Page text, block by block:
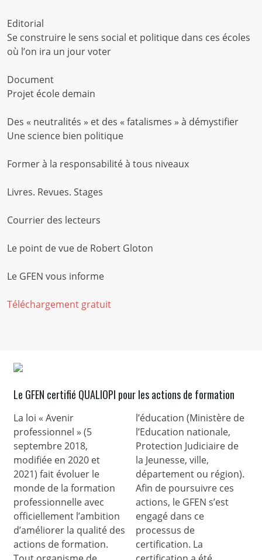
Editorial
Se construire le sens social et politique dans ces écoles
où l’on ira un jour voter
Document
Projet école demain
Des « neutralités » et des « fatalismes » à démystifier
Une science bien politique
Former à la responsabilité à tous niveaux
Livres. Revues. Stages
Courrier des lecteurs
Le point de vue de Robert Gloton
Le GFEN vous informe
Téléchargement gratuit
Le GFEN certifié QUALIOPI pour les actions de formation
La loi « Avenir
professionnel » (5
septembre 2018,
modifiée en 2020 et
2021) fait évoluer le
monde de la formation
professionnelle avec
officiellement l’ambition
d’améliorer la qualité des
actions de formation.
l’éducation (Ministère de
l’Education nationale,
Protection Judiciaire de
la Jeunesse, ville,
département ou région).
Afin de poursuivre ces
actions, le GFEN s’est
engagé dans ce
processus de
certification. La